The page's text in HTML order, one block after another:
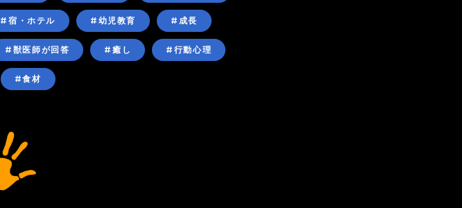
#宿・ホテル #幼児教育 #成長
#獣医師が回答 #癒し #行動心理
#食材